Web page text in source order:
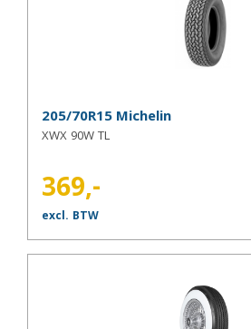
205/70R15 Michelin
XWX 90W TL
369,-
excl. BTW